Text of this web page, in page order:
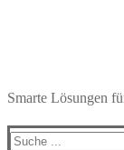
Smarte Lösungen
Search